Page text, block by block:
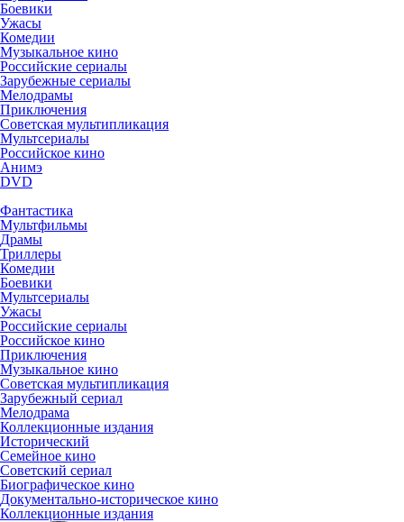
Боевики
Ужасы
Комедии
Музыкальное кино
Российские сериалы
Зарубежные сериалы
Мелодрамы
Приключения
Советская мультипликация
Мультсериалы
Российское кино
Анимэ
DVD
Фантастика
Мультфильмы
Драмы
Триллеры
Комедии
Боевики
Мультсериалы
Ужасы
Российские сериалы
Российское кино
Приключения
Музыкальное кино
Советская мультипликация
Зарубежный сериал
Мелодрама
Коллекционные издания
Исторический
Семейное кино
Советский сериал
Биографическое кино
Документально-историческое кино
Коллекционные издания